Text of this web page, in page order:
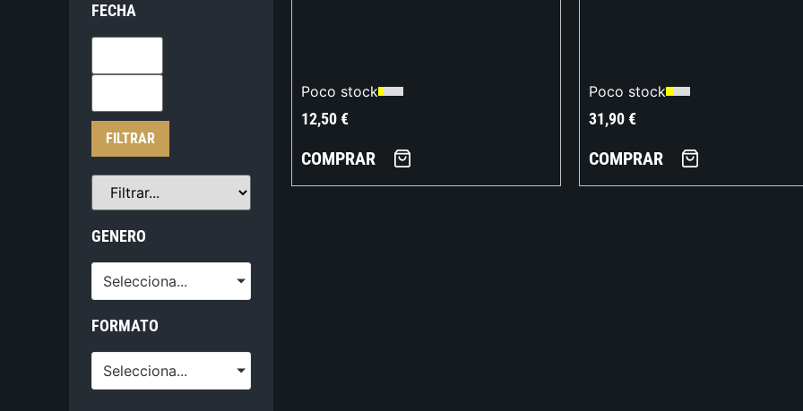
FECHA
FILTRAR
GENERO
Selecciona...
FORMATO
Selecciona...
Poco stock
12,50€
COMPRAR
Poco stock
31,90€
COMPRAR